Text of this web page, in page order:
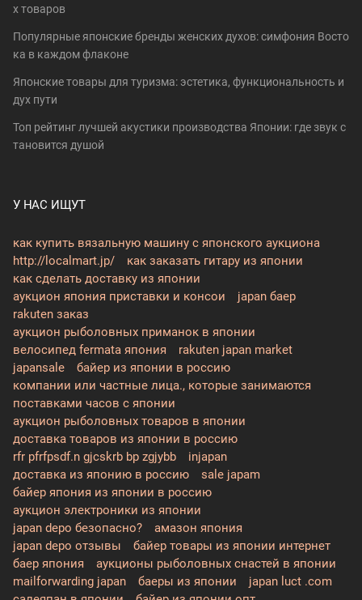
х товаров
Популярные японские бренды женских духов: симфония Восто
ка в каждом флаконе
Японские товары для туризма: эстетика, функциональность и
дух пути
Топ рейтинг лучшей акустики производства Японии: где звук с
тановится душой
У НАС ИЩУТ
как купить вязальную машину с японского аукциона
http://localmart.jp/
как заказать гитару из японии
как сделать доставку из японии
аукцион япония приставки и консои
japan баер
rakuten заказ
аукцион рыболовных приманок в японии
велосипед fermata япония
rakuten japan market
japansale
байер из японии в россию
компании или частные лица., которые занимаются
поставками часов с японии
аукцион рыболовных товаров в японии
доставка товаров из японии в россию
rfr pfrfpsdf.n gjcskrb bp zgjybb
injapan
доставка из японию в россию
sale japam
байер япония из японии в россию
аукцион электроники из японии
japan depo безопасно?
амазон япония
japan depo отзывы
байер товары из японии интернет
баер япония
аукционы рыболовных снастей в японии
mailforwarding japan
баеры из японии
japan luct .com